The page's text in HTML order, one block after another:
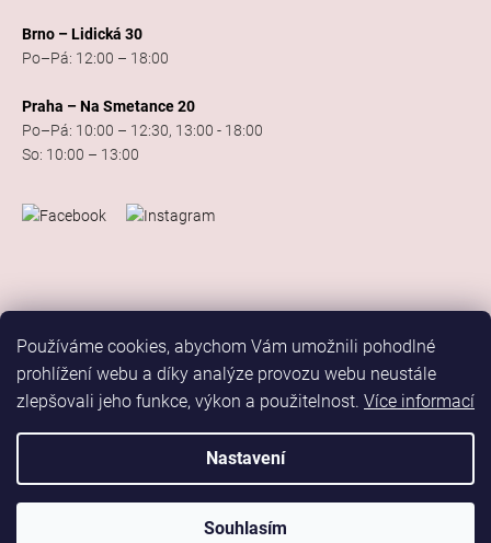
Používáme cookies, abychom Vám umožnili pohodlné
prohlížení webu a díky analýze provozu webu neustále
zlepšovali jeho funkce, výkon a použitelnost. Více informací
Nastavení
Souhlasím
Brno – Lidická 30
Po–Pá: 12:00 – 18:00
Praha – Na Smetance 20
Po–Pá: 10:00 – 12:30, 13:00 - 18:00
So: 10:00 – 13:00
Vytvořil Shoptet
Elis Dance Sport . Všechna práva vyhrazena.
Upravit nastavení cookiesMarketing